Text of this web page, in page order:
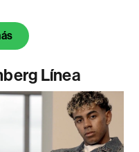
Línea